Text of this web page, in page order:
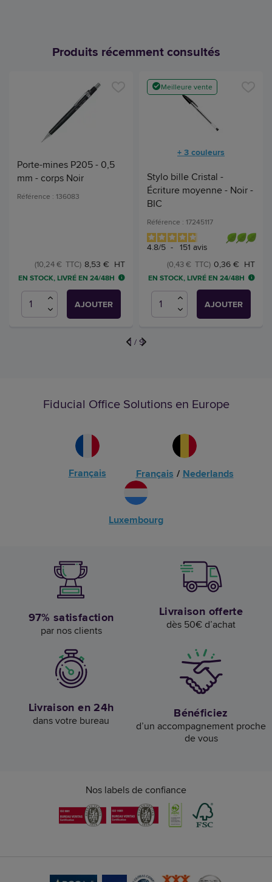
Produits récemment consultés
Porte-mines P205 - 0,5
mm - corps Noir
Référence : 136083
8,53 € HT
(10,24 € TTC)
EN STOCK, LIVRÉ EN 24/48H
AJOUTER
Meilleure vente
+ 3 couleurs
Stylo bille Cristal -
Écriture moyenne - Noir -
BIC
Référence : 17245117
4.8/5 - 151 avis
0,36 € HT
(0,43 € TTC)
EN STOCK, LIVRÉ EN 24/48H
AJOUTER
1 / 9
Fiducial Office Solutions en Europe
Français Français / Nederlands
Luxembourg
97% satisfaction
par nos clients
Livraison offerte
dès 50€ d’achat
Livraison en 24h
dans votre bureau Bénéficiez
d’un accompagnement proche
de vous
Nos labels de confiance